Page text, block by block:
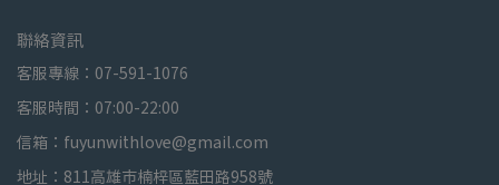
聯絡資訊
客服專線：07-591-1076
客服時間：07:00-22:00
信箱：fuyunwithlove@gmail.com
地址：811高雄市楠梓區藍田路958號